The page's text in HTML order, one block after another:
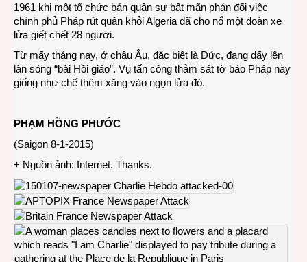
1961 khi một tổ chức bán quân sự bất mãn phản đối việc
chính phủ Pháp rút quân khỏi Algeria đã cho nổ một đoàn xe
lửa giết chết 28 người.
Từ mấy tháng nay, ở châu Âu, đặc biệt là Đức, đang dấy lên
làn sóng “bài Hồi giáo”. Vụ tấn công thảm sát tờ báo Pháp này
giống như chế thêm xăng vào ngọn lửa đó.
PHẠM HỒNG PHƯỚC
(Saigon 8-1-2015)
+ Nguồn ảnh: Internet. Thanks.